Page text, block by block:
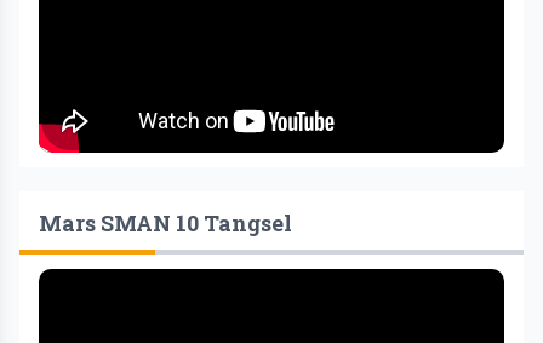
Mars SMAN 10 Tangsel